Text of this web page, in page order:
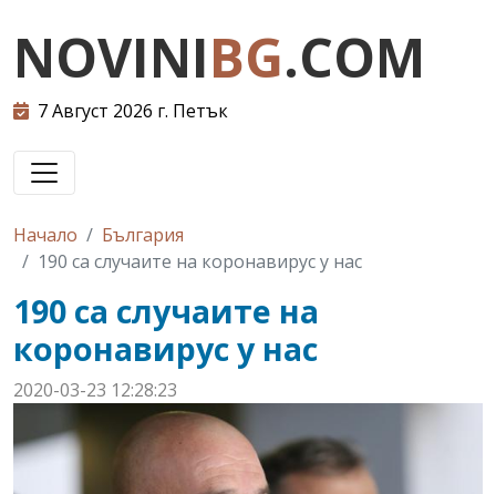
NOVINIBG.COM
7 Август 2026 г. Петък
Начало
България
190 са случаите на коронавирус у нас
190 са случаите на
коронавирус у нас
2020-03-23 12:28:23